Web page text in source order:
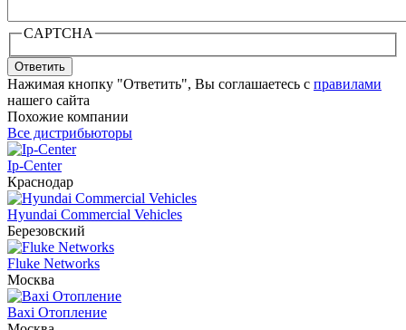
CAPTCHA
Ответить
Нажимая кнопку "Ответить", Вы соглашаетесь с правилами
нашего сайта
Похожие компании
Все дистрибьюторы
Ip-Center
Краснодар
Hyundai Commercial Vehicles
Березовский
Fluke Networks
Москва
Baxi Отопление